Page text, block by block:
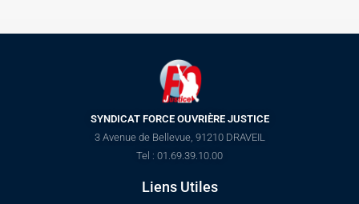
SYNDICAT FORCE OUVRIÈRE JUSTICE
3 Avenue de Bellevue, 91210 DRAVEIL
Tel : 01.69.39.10.00
Liens Utiles